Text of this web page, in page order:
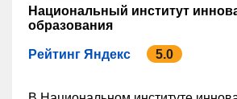
Национальный институт
образования
Рейтинг Яндекс 5.0